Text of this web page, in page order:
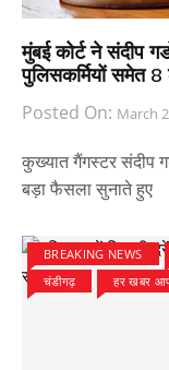
मुंबई कोर्ट ने संदीप
पुलिसकर्मियों समेत 8
Posted On: March
कुख्यात गैंगस्टर संदीप
बड़ा फैसला सुनाते हुए
BREAKING NEWS
चंडीगढ़
हर खबर